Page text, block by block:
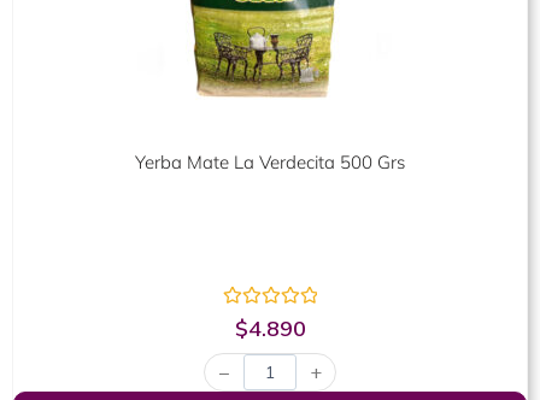
Yerba Mate La Verdecita 500 Grs
Valorado
con
0
de
5
$4.890
− +